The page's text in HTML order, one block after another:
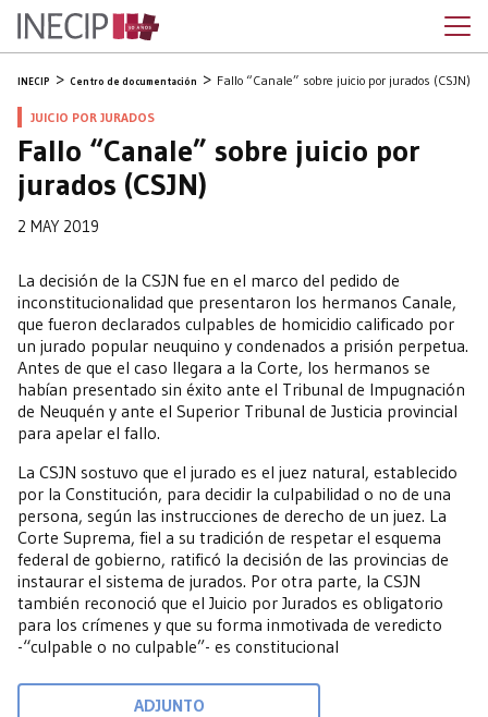
INECIP Centro de documentación Fallo “Canale” sobre juicio por jurados (CSJN)
JUICIO POR JURADOS
Fallo “Canale” sobre juicio por
jurados (CSJN)
2 MAY 2019
La decisión de la CSJN fue en el marco del pedido de
inconstitucionalidad que presentaron los hermanos Canale,
que fueron declarados culpables de homicidio calificado por
un jurado popular neuquino y condenados a prisión perpetua.
Antes de que el caso llegara a la Corte, los hermanos se
habían presentado sin éxito ante el Tribunal de Impugnación
de Neuquén y ante el Superior Tribunal de Justicia provincial
para apelar el fallo.
La CSJN sostuvo que el jurado es el juez natural, establecido
por la Constitución, para decidir la culpabilidad o no de una
persona, según las instrucciones de derecho de un juez. La
Corte Suprema, fiel a su tradición de respetar el esquema
federal de gobierno, ratificó la decisión de las provincias de
instaurar el sistema de jurados. Por otra parte, la CSJN
también reconoció que el Juicio por Jurados es obligatorio
para los crímenes y que su forma inmotivada de veredicto
-“culpable o no culpable”- es constitucional
ADJUNTO